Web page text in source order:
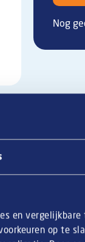
en vergelijkbare
op te
Nog